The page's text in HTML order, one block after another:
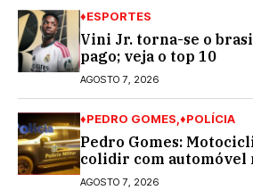
♦ESPORTES
Vini Jr. torna-se o
pago; veja o top 10
AGOSTO 7, 2026
♦PEDRO GOMES ♦POLÍCIA
Pedro Gomes:
colidir com automóvel
Araújo; ele não tinha
AGOSTO 7, 2026